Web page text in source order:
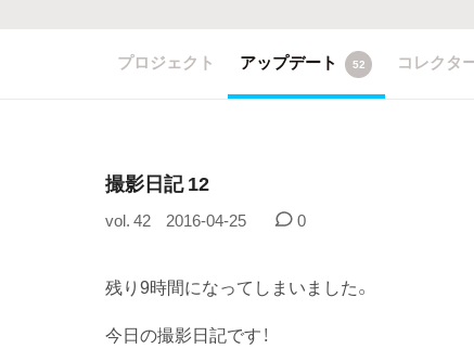
プロジェクト アップデート 52 コレクタ
撮影日記 12
vol. 42 2016-04-25 0
残り9時間になってしまいました。
今日の撮影日記です！